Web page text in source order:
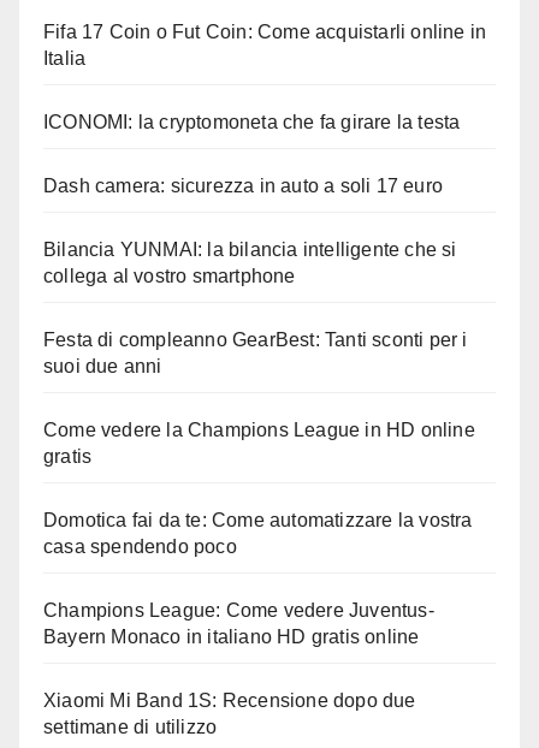
Fifa 17 Coin o Fut Coin: Come acquistarli online in
Italia
ICONOMI: la cryptomoneta che fa girare la testa
Dash camera: sicurezza in auto a soli 17 euro
Bilancia YUNMAI: la bilancia intelligente che si
collega al vostro smartphone
Festa di compleanno GearBest: Tanti sconti per i
suoi due anni
Come vedere la Champions League in HD online
gratis
Domotica fai da te: Come automatizzare la vostra
casa spendendo poco
Champions League: Come vedere Juventus-
Bayern Monaco in italiano HD gratis online
Xiaomi Mi Band 1S: Recensione dopo due
settimane di utilizzo